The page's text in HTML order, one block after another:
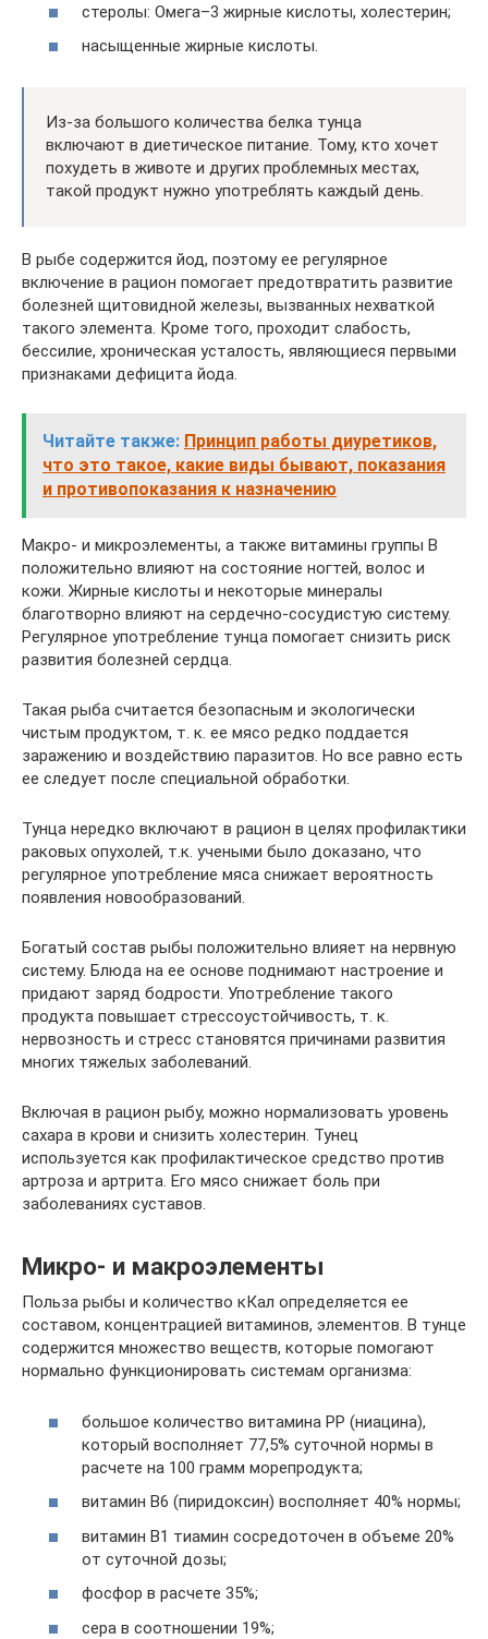
стеролы: Омега–3 жирные кислоты, холестерин;
насыщенные жирные кислоты.
Из-за большого количества белка тунца
включают в диетическое питание. Тому, кто хочет
похудеть в животе и других проблемных местах,
такой продукт нужно употреблять каждый день.
В рыбе содержится йод, поэтому ее регулярное
включение в рацион помогает предотвратить развитие
болезней щитовидной железы, вызванных нехваткой
такого элемента. Кроме того, проходит слабость,
бессилие, хроническая усталость, являющиеся первыми
признаками дефицита йода.
Читайте также: Принцип работы диуретиков,
что это такое, какие виды бывают, показания
и противопоказания к назначению
Макро- и микроэлементы, а также витамины группы B
положительно влияют на состояние ногтей, волос и
кожи. Жирные кислоты и некоторые минералы
благотворно влияют на сердечно-сосудистую систему.
Регулярное употребление тунца помогает снизить риск
развития болезней сердца.
Такая рыба считается безопасным и экологически
чистым продуктом, т. к. ее мясо редко поддается
заражению и воздействию паразитов. Но все равно есть
ее следует после специальной обработки.
Тунца нередко включают в рацион в целях профилактики
раковых опухолей, т.к. учеными было доказано, что
регулярное употребление мяса снижает вероятность
появления новообразований.
Богатый состав рыбы положительно влияет на нервную
систему. Блюда на ее основе поднимают настроение и
придают заряд бодрости. Употребление такого
продукта повышает стрессоустойчивость, т. к.
нервозность и стресс становятся причинами развития
многих тяжелых заболеваний.
Включая в рацион рыбу, можно нормализовать уровень
сахара в крови и снизить холестерин. Тунец
используется как профилактическое средство против
артроза и артрита. Его мясо снижает боль при
заболеваниях суставов.
Микро- и макроэлементы
Польза рыбы и количество кКал определяется ее
составом, концентрацией витаминов, элементов. В тунце
содержится множество веществ, которые помогают
нормально функционировать системам организма:
большое количество витамина РР (ниацина),
который восполняет 77,5% суточной нормы в
расчете на 100 грамм морепродукта;
витамин В6 (пиридоксин) восполняет 40% нормы;
витамин В1 тиамин сосредоточен в объеме 20%
от суточной дозы;
фосфор в расчете 35%;
сера в соотношении 19%;